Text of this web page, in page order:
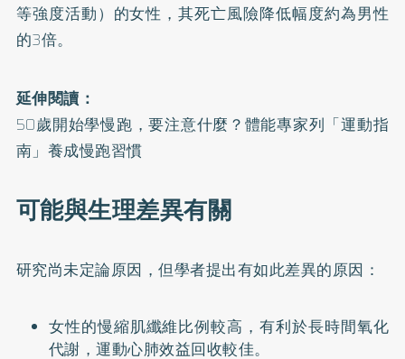
等強度活動）的女性，其死亡風險降低幅度約為男性
的3倍。
延伸閱讀：
50歲開始學慢跑，要注意什麼？體能專家列「運動指
南」養成慢跑習慣
可能與生理差異有關
研究尚未定論原因，但學者提出有如此差異的原因：
女性的慢縮肌纖維比例較高，有利於長時間氧化
代謝，運動心肺效益回收較佳。